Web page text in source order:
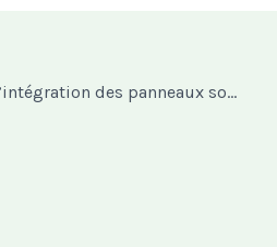
Tutoriel sur l’intégration des panneaux solaires et de la domotique dans votre maison